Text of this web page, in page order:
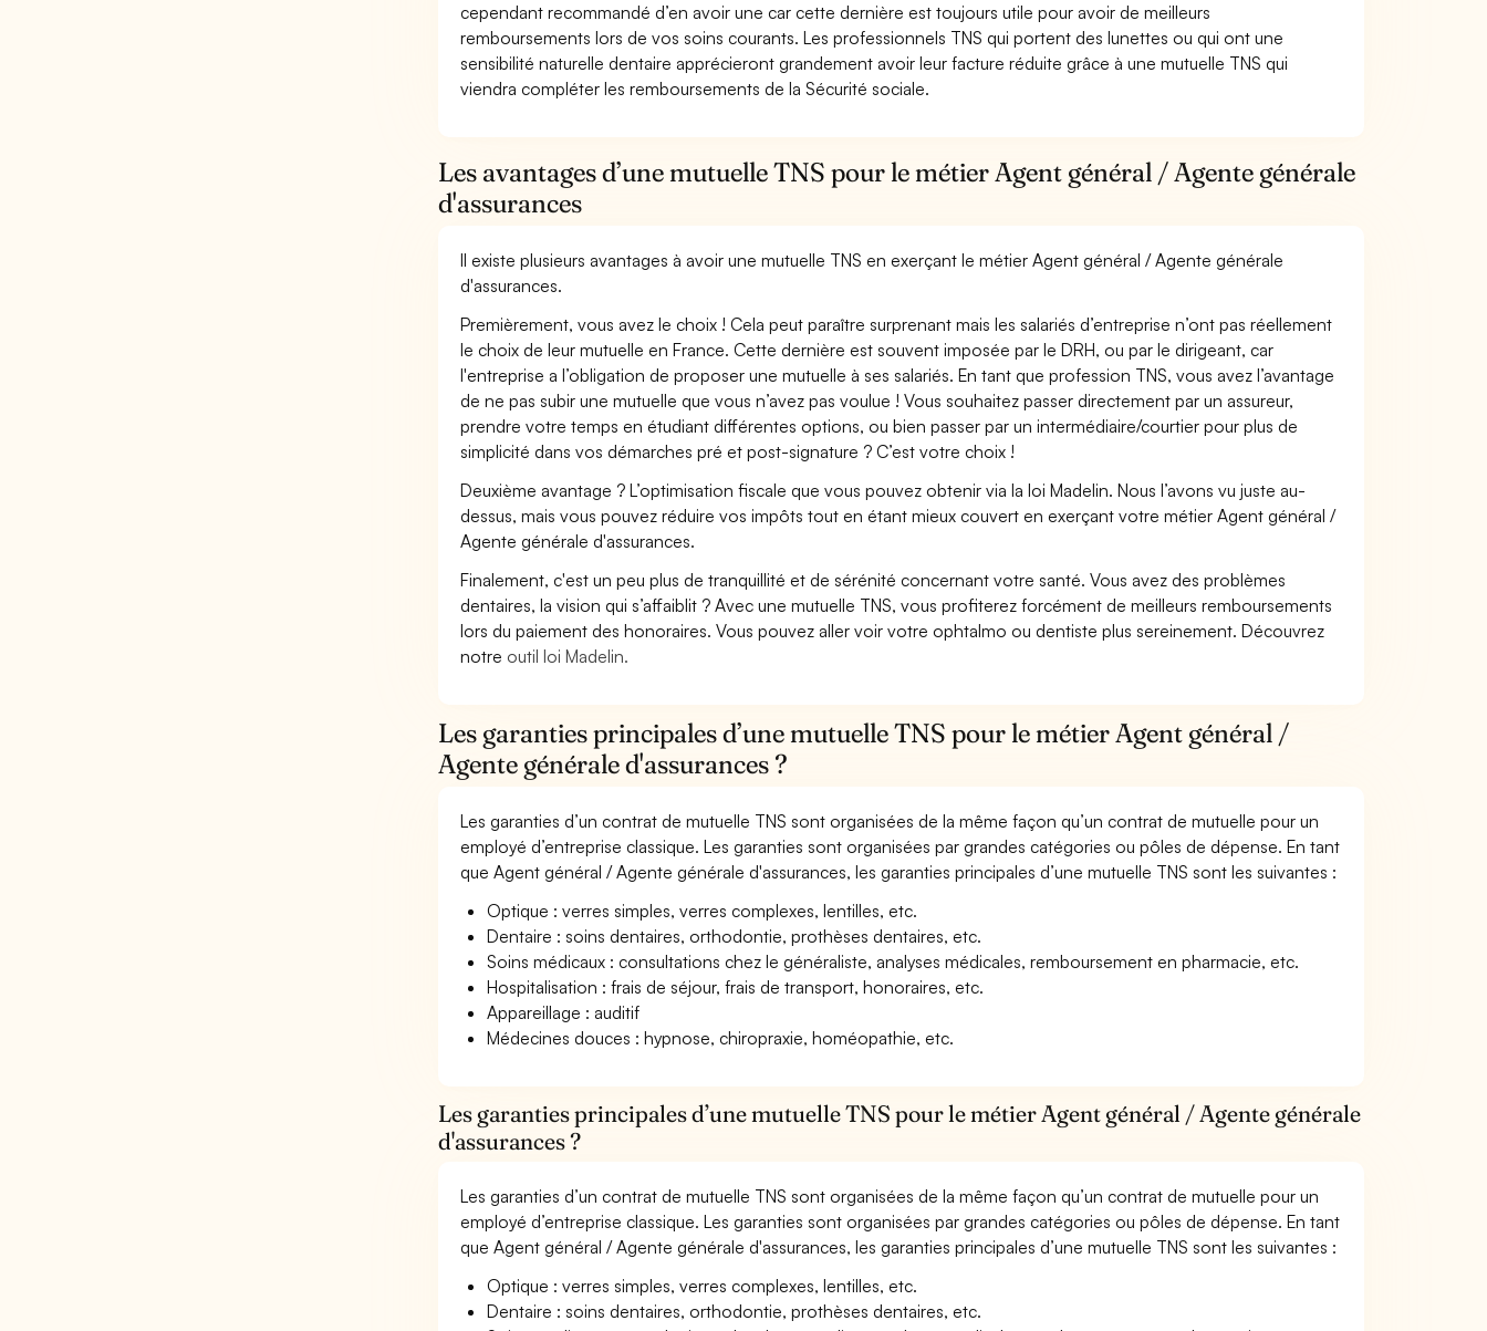
cependant recommandé d’en avoir une car cette dernière est toujours utile pour avoir de meilleurs
remboursements lors de vos soins courants. Les professionnels TNS qui portent des lunettes ou qui ont une
sensibilité naturelle dentaire apprécieront grandement avoir leur facture réduite grâce à une mutuelle TNS qui
viendra compléter les remboursements de la Sécurité sociale.
Les avantages d’une mutuelle TNS pour le métier Agent général / Agente générale
d'assurances
Il existe plusieurs avantages à avoir une mutuelle TNS en exerçant le métier Agent général / Agente générale
d'assurances.
Premièrement, vous avez le choix ! Cela peut paraître surprenant mais les salariés d’entreprise n’ont pas réellement
le choix de leur mutuelle en France. Cette dernière est souvent imposée par le DRH, ou par le dirigeant, car
l'entreprise a l’obligation de proposer une mutuelle à ses salariés. En tant que profession TNS, vous avez l’avantage
de ne pas subir une mutuelle que vous n’avez pas voulue ! Vous souhaitez passer directement par un assureur,
prendre votre temps en étudiant différentes options, ou bien passer par un intermédiaire/courtier pour plus de
simplicité dans vos démarches pré et post-signature ? C’est votre choix !
Deuxième avantage ? L’optimisation fiscale que vous pouvez obtenir via la loi Madelin. Nous l’avons vu juste au-
dessus, mais vous pouvez réduire vos impôts tout en étant mieux couvert en exerçant votre métier Agent général /
Agente générale d'assurances.
Finalement, c'est un peu plus de tranquillité et de sérénité concernant votre santé. Vous avez des problèmes
dentaires, la vision qui s’affaiblit ? Avec une mutuelle TNS, vous profiterez forcément de meilleurs remboursements
lors du paiement des honoraires. Vous pouvez aller voir votre ophtalmo ou dentiste plus sereinement. Découvrez
notre outil loi Madelin.
Les garanties principales d’une mutuelle TNS pour le métier Agent général /
Agente générale d'assurances ?
Les garanties d’un contrat de mutuelle TNS sont organisées de la même façon qu’un contrat de mutuelle pour un
employé d’entreprise classique. Les garanties sont organisées par grandes catégories ou pôles de dépense. En tant
que Agent général / Agente générale d'assurances, les garanties principales d’une mutuelle TNS sont les suivantes :
Optique : verres simples, verres complexes, lentilles, etc.
Dentaire : soins dentaires, orthodontie, prothèses dentaires, etc.
Soins médicaux : consultations chez le généraliste, analyses médicales, remboursement en pharmacie, etc.
Hospitalisation : frais de séjour, frais de transport, honoraires, etc.
Appareillage : auditif
Médecines douces : hypnose, chiropraxie, homéopathie, etc.
Les garanties principales d’une mutuelle TNS pour le métier Agent général / Agente générale
d'assurances ?
Les garanties d’un contrat de mutuelle TNS sont organisées de la même façon qu’un contrat de mutuelle pour un
employé d’entreprise classique. Les garanties sont organisées par grandes catégories ou pôles de dépense. En tant
que Agent général / Agente générale d'assurances, les garanties principales d’une mutuelle TNS sont les suivantes :
Optique : verres simples, verres complexes, lentilles, etc.
Dentaire : soins dentaires, orthodontie, prothèses dentaires, etc.